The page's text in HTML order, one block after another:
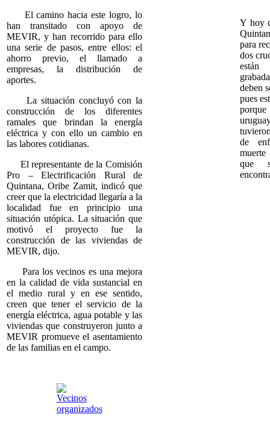
El camino hacia este logro, lo
han transitado con apoyo de
MEVIR, y han recorrido para ello
una serie de pasos, entre ellos: el
ahorro previo, el llamado a
empresas, la distribución de
aportes.
La situación concluyó con la
construcción de los diferentes
ramales que brindan la energía
eléctrica y con ello un cambio en
las labores cotidianas.
El representante de la Comisión
Pro – Electrificación Rural de
Quintana, Oribe Zamit, indicó que
creer que la electricidad llegaría a la
localidad fue en principio una
situación utópica. La situación que
motivó el proyecto fue la
construcción de las viviendas de
MEVIR, dijo.
Para los vecinos es una mejora
en la calidad de vida sustancial en
el medio rural y en ese sentido,
creen que tener el servicio de la
energía eléctrica, agua potable y las
viviendas que construyeron junto a
MEVIR promueve el asentamiento
de las familias en el campo.
Y hoy
para
dos
están
deben
pues
de
muerte
que